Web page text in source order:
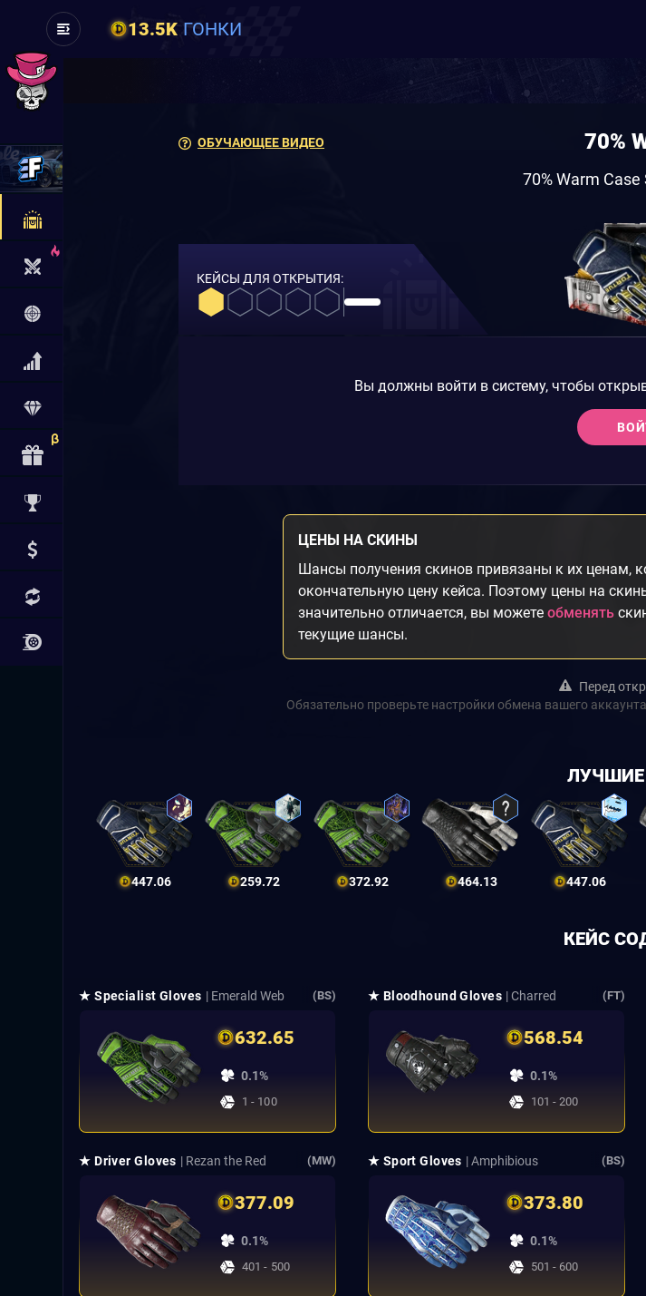
13.5K ГОНКИ
ОБУЧАЮЩЕЕ ВИДЕО 70%
70% Warm
КЕЙСЫ ДЛЯ ОТКРЫТИЯ:
Вы должны войти в систему, чтобы
ЦЕНЫ НА СКИНЫ
Шансы получения скинов привязаны к их ценам,
окончательную цену кейса. Поэтому цены на
значительно отличается, вы можете обменять
текущие шансы.
Перед
Обязательно проверьте настройки обмена вашего
447.06 259.72 372.92 464.13 447.06
КЕЙС
★ Specialist Gloves | Emerald Web (BS)
632.65
0.1%
1 - 100
★ Bloodhound Gloves | Charred (FT)
568.54
0.1%
101 - 200
★ Driver Gloves | Rezan the Red (MW)
377.09
0.1%
401 - 500
★ Sport Gloves | Amphibious (BS)
373.80
0.1%
501 - 600